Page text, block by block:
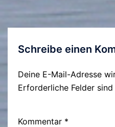
Schreibe einen
Deine E-Mail-Adresse
Erforderliche Felder
Kommentar *